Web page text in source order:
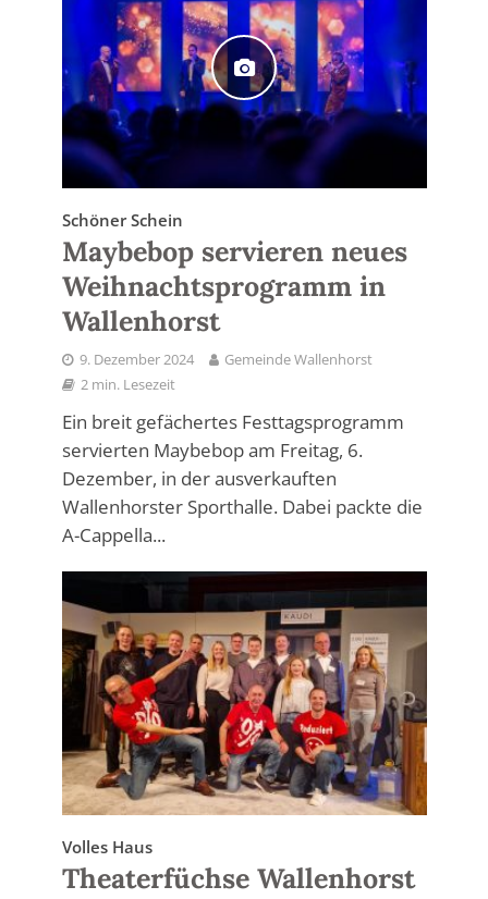
Schöner Schein
Maybebop servieren neues
Weihnachtsprogramm in
Wallenhorst
9. Dezember 2024
Gemeinde Wallenhorst
2 min. Lesezeit
Ein breit gefächertes Festtagsprogramm
servierten Maybebop am Freitag, 6.
Dezember, in der ausverkauften
Wallenhorster Sporthalle. Dabei packte die
A-Cappella...
Volles Haus
Theaterfüchse Wallenhorst